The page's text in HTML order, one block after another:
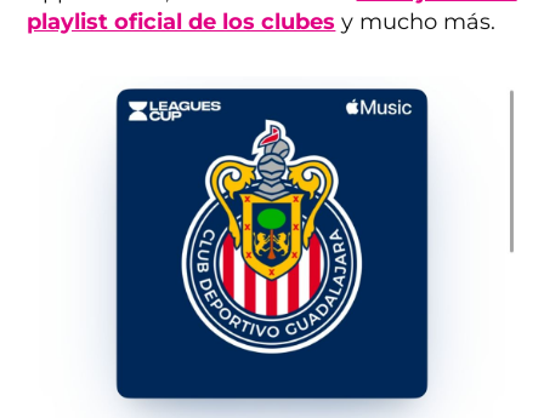
playlist oficial de los clubes y mucho más.